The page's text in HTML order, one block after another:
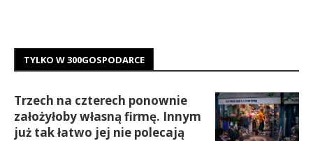
TYLKO W 300GOSPODARCE
Trzech na czterech ponownie
założyłoby własną firmę. Innym
już tak łatwo jej nie polecają